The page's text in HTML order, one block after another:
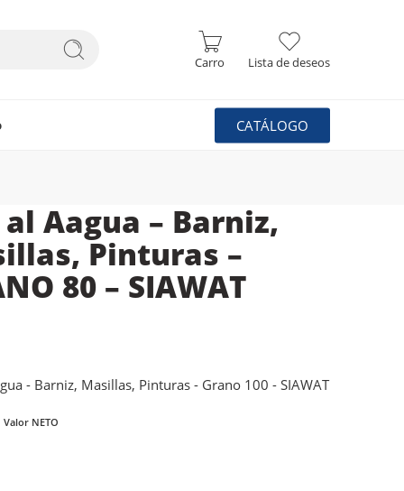
Carro Lista de deseos
CATÁLOGO
Aagua – Barniz,
Pinturas –
80 – SIAWAT
- Barniz, Masillas, Pinturas - Grano 100 - SIAWAT
Valor NETO